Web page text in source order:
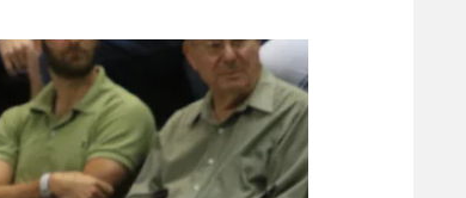
תקנון משתתפים וזוכים בפרסים
תקנון עבור פעילות אלקטרה
תקנון עבור פעילות ספורט 1 – "מרלן"
טניס